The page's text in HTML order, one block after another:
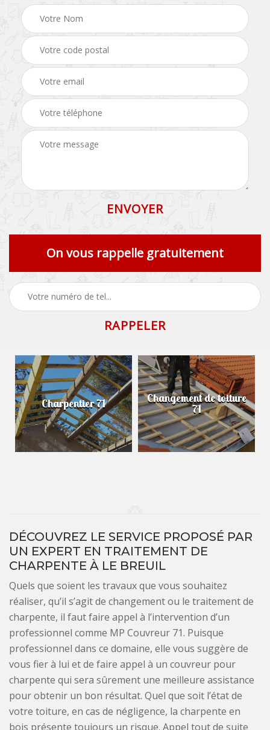
On vous rappelle gratuitement
Charpentier 71 Changement de toiture
71
DÉCOUVREZ LE SERVICE PROPOSÉ PAR
UN EXPERT EN TRAITEMENT DE
CHARPENTE À LE BREUIL
Quels que soient les travaux que vous souhaitez
réaliser, qu’il s’agit de changement ou le traitement de
charpente, il faut faire appel à l’intervention d’un
professionnel comme MP Couvreur 71. Puisque
professionnel dans ce domaine, elle vous suggère de
vous fier à lui et de faire appel à un couvreur pour
charpente qui sera sûrement une meilleure assistance
pour obtenir un bon résultat. Quel que soit l’état de
votre toiture, en cas de négligence, la charpente en
bois présente toujours un risque. Appel tout de suite